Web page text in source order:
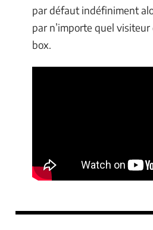
par défaut indéfiniment
par n’importe quel
box.